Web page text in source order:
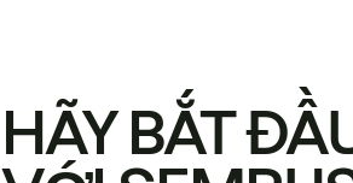
HÃY BẮT